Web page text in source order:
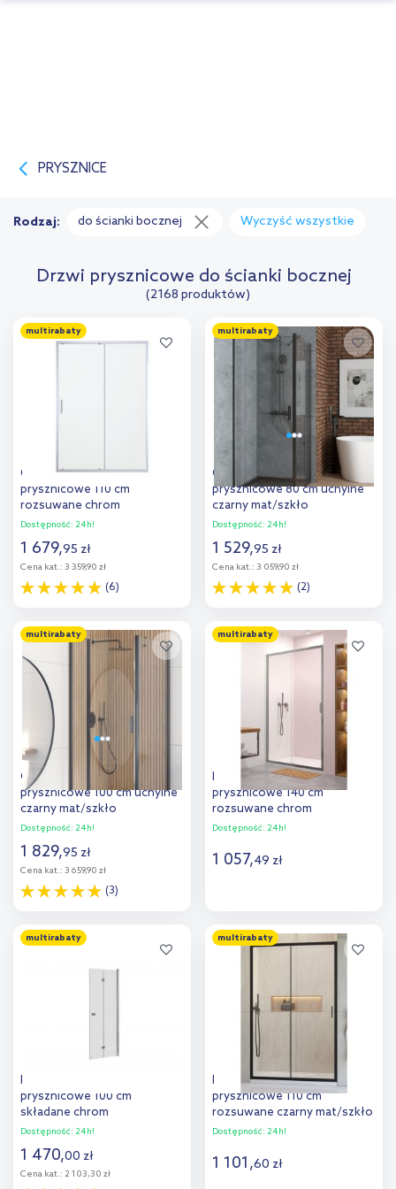
PRYSZNICE
Drzwi prysznicowe do ścianki bocznej
(2168 produktów)
Rodzaj: do ścianki bocznej Wyczyść wszystkie
multirabaty
Oltens Fulla drzwi
prysznicowe 110 cm
rozsuwane chrom
połysk/szkło przezroczyste
Dostępność: 24h!
1 679,95 zł
Cena kat.: 3 359,90 zł
(6)
Dodaj do
porównania
multirabaty
Oltens Rinnan drzwi
prysznicowe 80 cm uchylne
czarny mat/szkło
przezroczyste 21207300
Dostępność: 24h!
1 529,95 zł
Cena kat.: 3 059,90 zł
(2)
Dodaj do
multirabaty
Oltens Verdal drzwi
prysznicowe 100 cm uchylne
czarny mat/szkło
przezroczyste 21205300
Dostępność: 24h!
1 829,95 zł
Cena kat.: 3 659,90 zł
(3)
Dodaj do
porównania
multirabaty
Radaway Alienta DWJ drzwi
prysznicowe 140 cm
rozsuwane chrom
połysk/szkło przezroczyste
Dostępność: 24h!
1 057,49 zł
Dodaj do
multirabaty
Roca Capital drzwi
prysznicowe 100 cm
składane chrom
połysk/szkło przezroczyste
Dostępność: 24h!
1 470,00 zł
Cena kat.: 2 103,30 zł
multirabaty
Radaway Alienta DWJ drzwi
prysznicowe 110 cm
rozsuwane czarny mat/szkło
przezroczyste 10260110-54-
Dostępność: 24h!
1 101,60 zł